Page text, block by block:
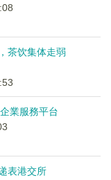
茶饮集体走弱
業服務平台
表港交所